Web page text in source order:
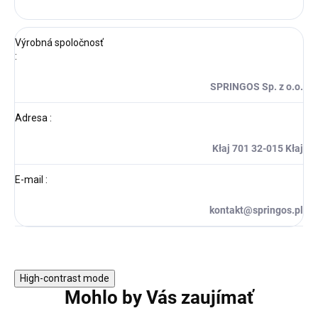
Výrobná spoločnosť
:
SPRINGOS Sp. z o.o.
Adresa :
Kłaj 701 32-015 Kłaj
E-mail :
kontakt@springos.pl
High-contrast mode
Mohlo by Vás zaujímať